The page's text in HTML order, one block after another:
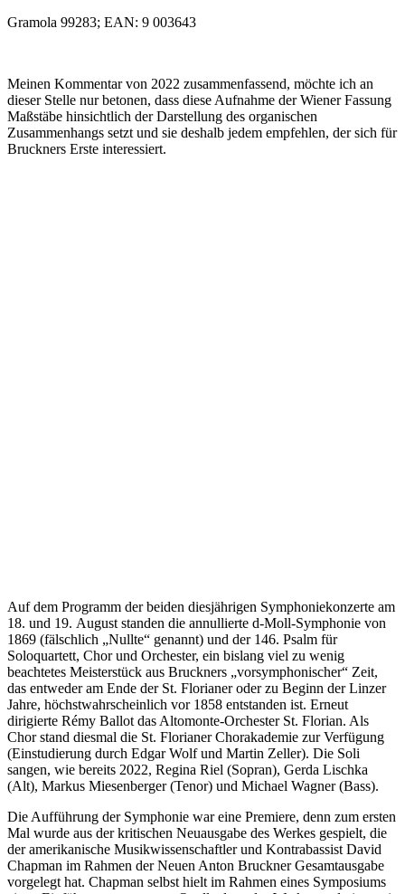
Gramola 99283; EAN: 9 003643
Meinen Kommentar von 2022 zusammenfassend, möchte ich an
dieser Stelle nur betonen, dass diese Aufnahme der Wiener Fassung
Maßstäbe hinsichtlich der Darstellung des organischen
Zusammenhangs setzt und sie deshalb jedem empfehlen, der sich für
Bruckners Erste interessiert.
Auf dem Programm der beiden diesjährigen Symphoniekonzerte am
18. und 19. August standen die annullierte d-Moll-Symphonie von
1869 (fälschlich „Nullte“ genannt) und der 146. Psalm für
Soloquartett, Chor und Orchester, ein bislang viel zu wenig
beachtetes Meisterstück aus Bruckners „vorsymphonischer“ Zeit,
das entweder am Ende der St. Florianer oder zu Beginn der Linzer
Jahre, höchstwahrscheinlich vor 1858 entstanden ist. Erneut
dirigierte Rémy Ballot das Altomonte-Orchester St. Florian. Als
Chor stand diesmal die St. Florianer Chorakademie zur Verfügung
(Einstudierung durch Edgar Wolf und Martin Zeller). Die Soli
sangen, wie bereits 2022, Regina Riel (Sopran), Gerda Lischka
(Alt), Markus Miesenberger (Tenor) und Michael Wagner (Bass).
Die Aufführung der Symphonie war eine Premiere, denn zum ersten
Mal wurde aus der kritischen Neuausgabe des Werkes gespielt, die
der amerikanische Musikwissenschaftler und Kontrabassist David
Chapman im Rahmen der Neuen Anton Bruckner Gesamtausgabe
vorgelegt hat. Chapman selbst hielt im Rahmen eines Symposiums